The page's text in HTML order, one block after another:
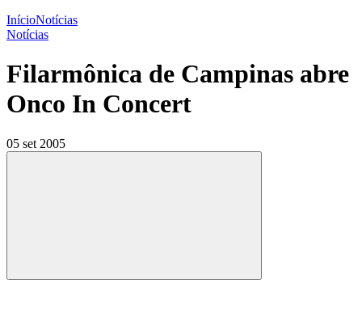
InícioNotícias
Notícias
Filarmônica de Campinas abre
Onco In Concert
05 set 2005
Compartilhar